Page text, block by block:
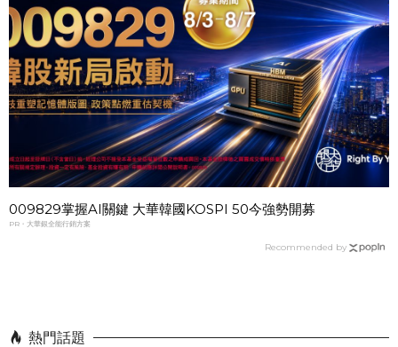
009829掌握AI關鍵 大華韓國KOSPI 50今強勢開募
PR・大華銀全能行銷方案
Recommended by
熱門話題